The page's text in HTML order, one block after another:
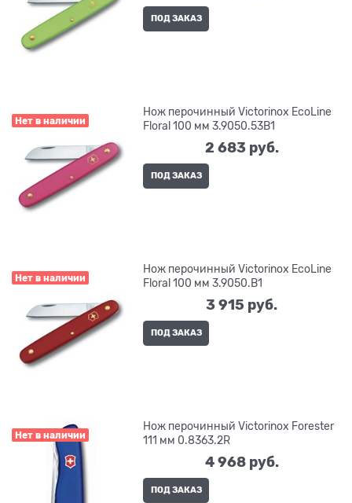
ПОД ЗАКАЗ
Нет в наличии
Нож перочинный Victorinox EcoLine
Floral 100 мм 3.9050.53B1
2 683 руб.
ПОД ЗАКАЗ
Нет в наличии
Нож перочинный Victorinox EcoLine
Floral 100 мм 3.9050.B1
3 915 руб.
ПОД ЗАКАЗ
Нет в наличии
Нож перочинный Victorinox Forester
111 мм 0.8363.2R
4 968 руб.
ПОД ЗАКАЗ